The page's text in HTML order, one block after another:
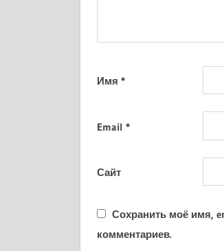
Имя *
Email *
Сайт
Сохранить моё имя,
комментариев.